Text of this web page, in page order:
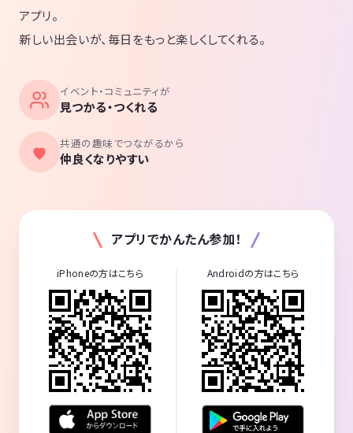
アプリ。
新しい出会いが、毎日をもっと楽しくしてくれる。
イベント・コミュニティが
見つかる・つくれる
共通の趣味でつながるから
仲良くなりやすい
アプリでかんたん参加！
iPhoneの方はこちら Androidの方はこちら